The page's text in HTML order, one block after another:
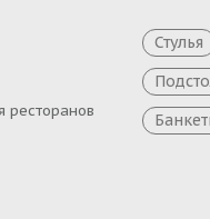
ресторанов
Стулья